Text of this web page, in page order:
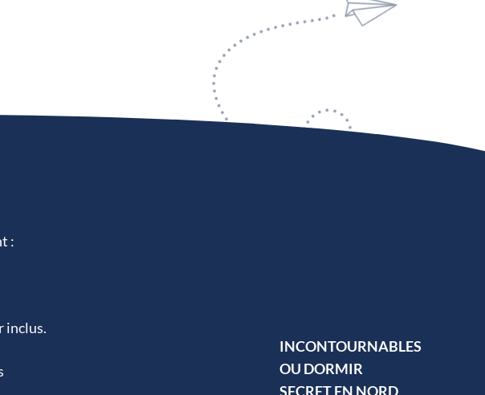
:
inclus.
INCONTOURNABLES
OU DORMIR
SECRET EN NORD